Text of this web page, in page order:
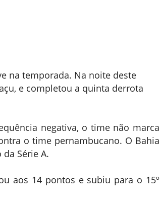
na temporada. Na noite deste
e completou a quinta derrota
negativa, o time não marca
o time pernambucano. O Bahia
Série A.
aos 14 pontos e subiu para o 15º